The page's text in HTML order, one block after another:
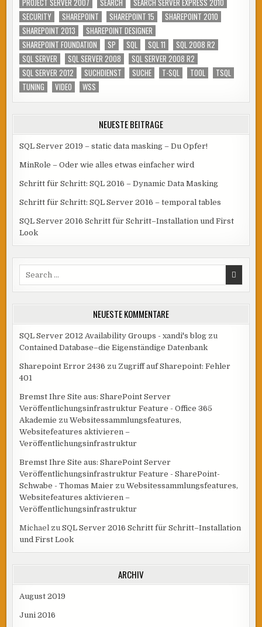
SECURITY
SHAREPOINT SHAREPOINT 15
SHAREPOINT 2010
SHAREPOINT 2013
SHAREPOINT DESIGNER
SHAREPOINT FOUNDATION
SP SQL SQL 11
SQL 2008 R2
SQL SERVER
SQL SERVER 2008
SQL SERVER 2008 R2
SQL SERVER 2012
SUCHDIENST SUCHE T-SQL TOOL
TSQL
TUNING
VIDEO WSS
NEUESTE BEITRÄGE
SQL Server 2019 – static data masking – Du Opfer!
MinRole – Oder wie alles etwas einfacher wird
Schritt für Schritt: SQL 2016 – Dynamic Data Masking
Schritt für Schritt: SQL Server 2016 – temporal tables
SQL Server 2016 Schritt für Schritt–Installation und First
Look
NEUESTE KOMMENTARE
SQL Server 2012 Availability Groups - xandi's blog zu
Contained Database–die Eigenständige Datenbank
Sharepoint Error 2436 zu Zugriff auf Sharepoint: Fehler
401
Bremst Ihre Site aus: SharePoint Server
Veröffentlichungsinfrastruktur Feature - Office 365
Akademie zuWebsitessammlungsfeatures,
Websitefeatures aktivieren –
Veröffentlichungsinfrastruktur
Bremst Ihre Site aus: SharePoint Server
Veröffentlichungsinfrastruktur Feature - SharePoint-
Schwabe - Thomas Maier zuWebsitessammlungsfeatures,
Websitefeatures aktivieren –
Veröffentlichungsinfrastruktur
Michael zuSQL Server 2016 Schritt für Schritt–Installation
und First Look
ARCHIV
August 2019
Juni 2016